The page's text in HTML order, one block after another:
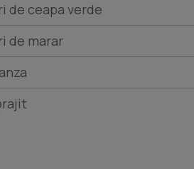
de ceapa verde
de marar